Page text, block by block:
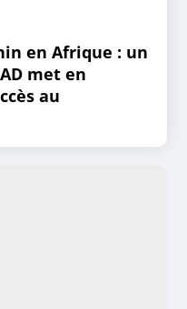
en Afrique : un
met en
au